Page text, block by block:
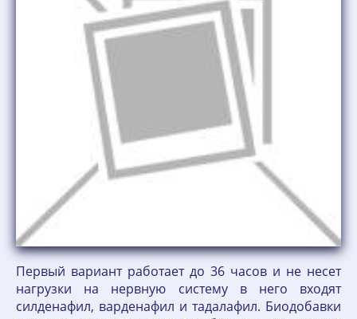
Первый вариант работает до 36 часов и не несет
нагрузки на нервную систему в него входят
силденафил, варденафил и тадалафил. Биодобавки